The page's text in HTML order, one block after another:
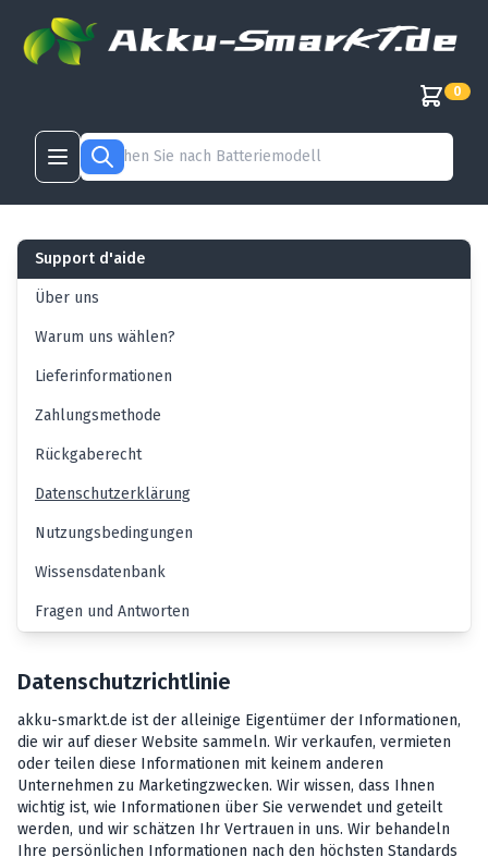
0
Support d'aide
Über uns
Warum uns wählen?
Lieferinformationen
Zahlungsmethode
Rückgaberecht
Datenschutzerklärung
Nutzungsbedingungen
Wissensdatenbank
Fragen und Antworten
Datenschutzrichtlinie
akku-smarkt.de ist der alleinige Eigentümer der Informationen,
die wir auf dieser Website sammeln. Wir verkaufen, vermieten
oder teilen diese Informationen mit keinem anderen
Unternehmen zu Marketingzwecken. Wir wissen, dass Ihnen
wichtig ist, wie Informationen über Sie verwendet und geteilt
werden, und wir schätzen Ihr Vertrauen in uns. Wir behandeln
Ihre persönlichen Informationen nach den höchsten Standards